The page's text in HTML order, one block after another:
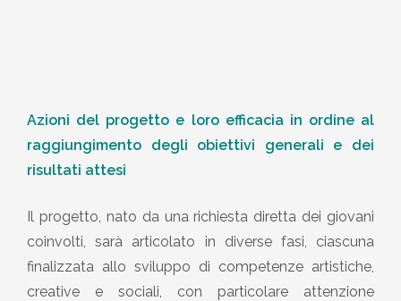
Azioni del progetto e loro efficacia in ordine al
raggiungimento degli obiettivi generali e dei
risultati attesi
Il progetto, nato da una richiesta diretta dei giovani
coinvolti, sarà articolato in diverse fasi, ciascuna
finalizzata allo sviluppo di competenze artistiche,
creative e sociali, con particolare attenzione